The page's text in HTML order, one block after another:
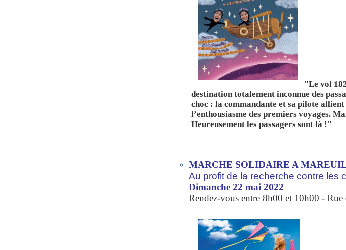
"Le vol
destination totalement inconnue des
choc : la commandante et sa pilote
l’enthousiasme des premiers voyages.
Heureusement les passagers sont là !"
MARCHE SOLIDAIRE A MAREUI
Au profit de la recherche contre les
Dimanche 22 mai 2022
Rendez-vous entre 8h00 et 10h00 - Rue